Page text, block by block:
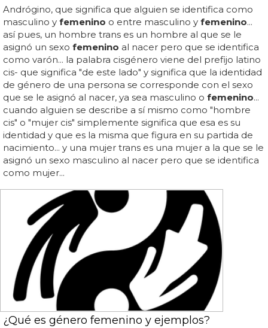
Andrógino, que significa que alguien se identifica como
masculino y femenino o entre masculino y femenino...
así pues, un hombre trans es un hombre al que se le
asignó un sexo femenino al nacer pero que se identifica
como varón... la palabra cisgénero viene del prefijo latino
cis- que significa "de este lado" y significa que la identidad
de género de una persona se corresponde con el sexo
que se le asignó al nacer, ya sea masculino o femenino...
cuando alguien se describe a sí mismo como "hombre
cis" o "mujer cis" simplemente significa que esa es su
identidad y que es la misma que figura en su partida de
nacimiento... y una mujer trans es una mujer a la que se le
asignó un sexo masculino al nacer pero que se identifica
como mujer...
¿Qué es género femenino y ejemplos?